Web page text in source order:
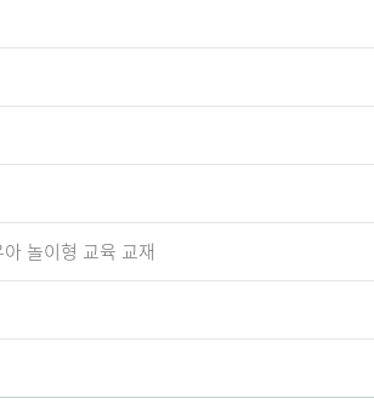
놀이형 교육 교재